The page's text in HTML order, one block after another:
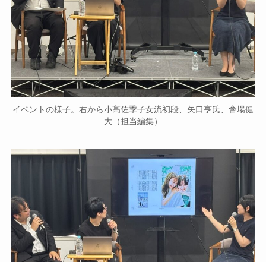
イベントの様子。右から小髙佐季子女流初段、矢口亨氏、會場健
大（担当編集）